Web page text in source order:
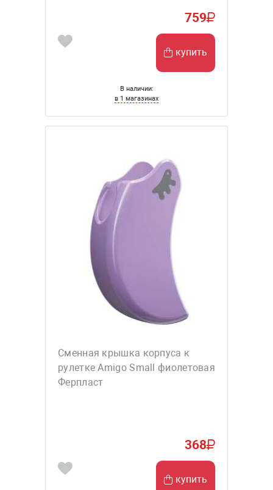
759
купить
В наличии:
в 1 магазинах
Сменная крышка корпуса к
рулетке Amigo Small фиолетовая
Ферпласт
368
купить